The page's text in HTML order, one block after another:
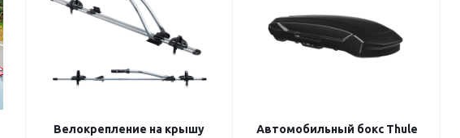
Велокрепление на крышу
Автомобильный бокс Thule